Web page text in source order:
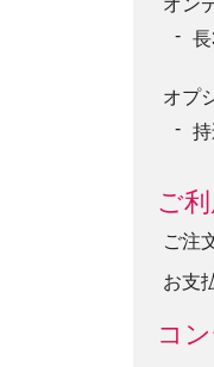
オン
オプ
ご
ご注
お支
コ